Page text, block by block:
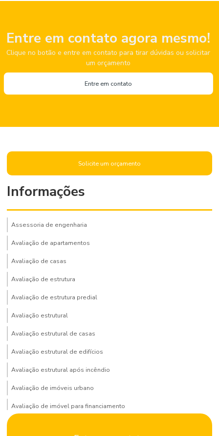
Entre em contato agora mesmo!
Clique no botão e entre em contato para tirar dúvidas ou solicitar
um orçamento
Entre em contato
Solicite um orçamento
Informações
Assessoria de engenharia
Avaliação de apartamentos
Avaliação de casas
Avaliação de estrutura
Avaliação de estrutura predial
Avaliação estrutural
Avaliação estrutural de casas
Avaliação estrutural de edifícios
Avaliação estrutural após incêndio
Avaliação de imóveis urbano
Avaliação de imóvel para financiamento